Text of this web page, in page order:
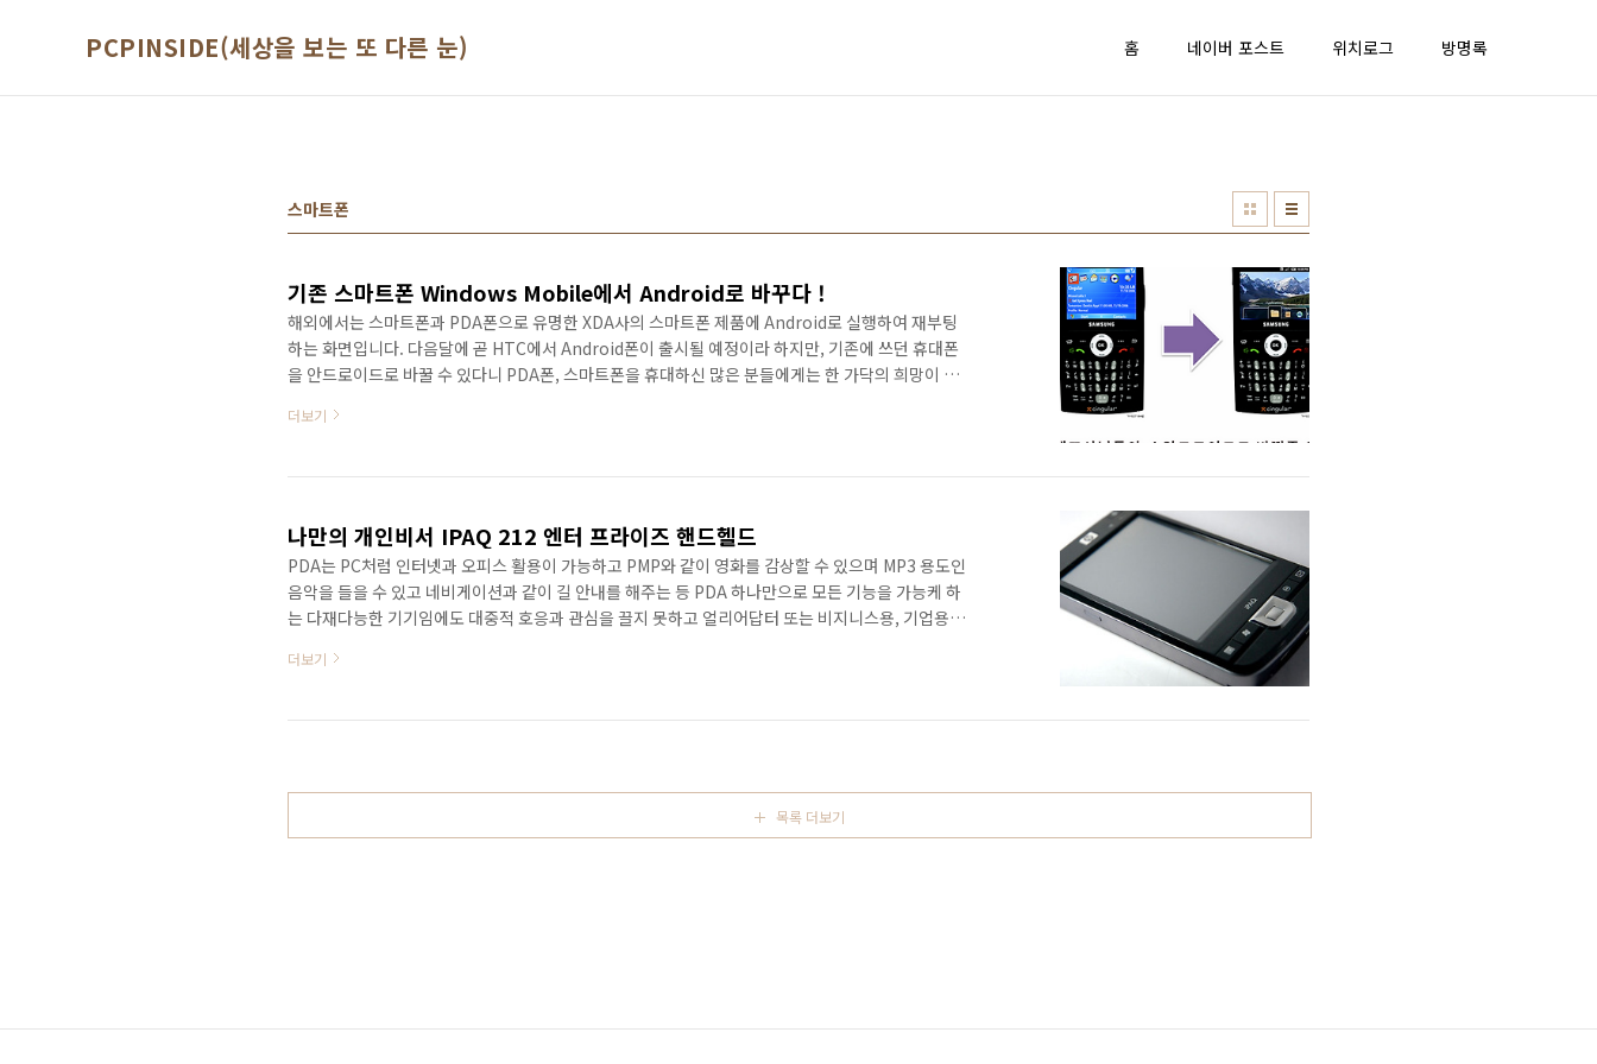
PCPINSIDE(세상을 보는 또 다른 눈) 홈 네이버 포스트 위치로그 방명록
스마트폰
기존 스마트폰 Windows Mobile에서 Android로 바꾸다 !
해외에서는 스마트폰과 PDA폰으로 유명한 XDA사의 스마트폰 제품에 Android로 실행하여 재부팅
하는 화면입니다. 다음달에 곧 HTC에서 Android폰이 출시될 예정이라 하지만, 기존에 쓰던 휴대폰
을 안드로이드로 바꿀 수 있다니 PDA폰, 스마트폰을 휴대하신 많은 분들에게는 한 가닥의 희망이 있
Android로 바꾸는 과정이 그대로 나옵니다. 근데, 이렇게 Windows Mobile에서 Android로 바꾸
하는 생각입니다. T.T Early Adopter를 지향하시는 많은 분들에게 또다른 기쁨을..
더보기
나만의 개인비서 IPAQ 212 엔터 프라이즈 핸드헬드
PDA는 PC처럼 인터넷과 오피스 활용이 가능하고 PMP와 같이 영화를 감상할 수 있으며 MP3 용도인
음악을 들을 수 있고 네비게이션과 같이 길 안내를 해주는 등 PDA 하나만으로 모든 기능을 가능케 하
는 다재다능한 기기임에도 대중적 호응과 관심을 끌지 못하고 얼리어답터 또는 비지니스용, 기업용의
기들이 다양하게 출시하면서 이를 아우르는 PDA는 PC와 같이 다양한 어플리케이션을 설치해야 하
해 초보자들이 사용하면서 느낄 수 있는 어려움 등은 충분한 성능적 가능성을 지닌 PDA의 대중화를
더보기
목록 더보기